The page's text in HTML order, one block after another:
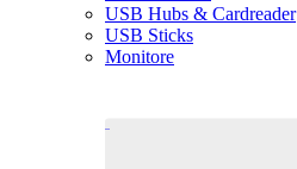
USB Hubs & Cardreader
USB Sticks
Monitore